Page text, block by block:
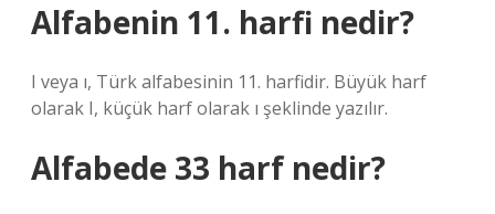
Alfabenin 11. harfi nedir?
I veya ı, Türk alfabesinin 11. harfidir. Büyük harf
olarak I, küçük harf olarak ı şeklinde yazılır.
Alfabede 33 harf nedir?